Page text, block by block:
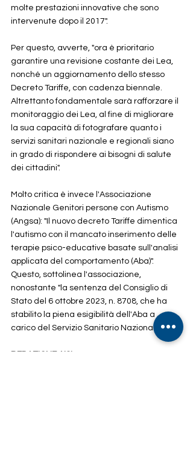
molte prestazioni innovative che sono
intervenute dopo il 2017".
Per questo, avverte, "ora è prioritario
garantire una revisione costante dei Lea,
nonché un aggiornamento dello stesso
Decreto Tariffe, con cadenza biennale.
Altrettanto fondamentale sarà rafforzare il
monitoraggio dei Lea, al fine di migliorare
la sua capacità di fotografare quanto i
servizi sanitari nazionale e regionali siano
in grado di rispondere ai bisogni di salute
dei cittadini".
Molto critica è invece l'Associazione
Nazionale Genitori persone con Autismo
(Angsa): "Il nuovo decreto Tariffe dimentica
l'autismo con il mancato inserimento delle
terapie psico-educative basate sull'analisi
applicata del comportamento (Aba)".
Questo, sottolinea l'associazione,
nonostante "la sentenza del Consiglio di
Stato del 6 ottobre 2023, n. 8708, che ha
stabilito la piena esigibilità dell'Aba a
carico del Servizio Sanitario Nazionale".